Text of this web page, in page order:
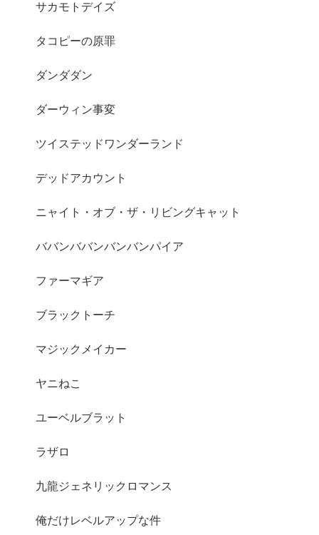
サカモトデイズ
タコピーの原罪
ダンダダン
ダーウィン事変
ツイステッドワンダーランド
デッドアカウント
ニャイト・オブ・ザ・リビングキャット
ババンババンバンバンパイア
ファーマギア
ブラックトーチ
マジックメイカー
ヤニねこ
ユーベルブラット
ラザロ
九龍ジェネリックロマンス
俺だけレベルアップな件